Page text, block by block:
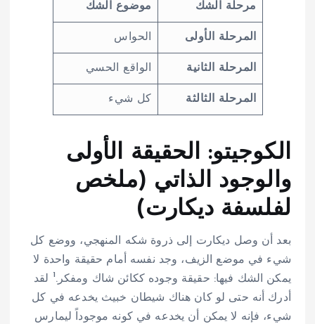
مرحلة الشك موضوع الشك
المرحلة الأولى الحواس
المرحلة الثانية الواقع الحسي
المرحلة الثالثة كل شيء
الكوجيتو: الحقيقة الأولى
والوجود الذاتي (ملخص
لفلسفة ديكارت)
بعد أن وصل ديكارت إلى ذروة شكه المنهجي، ووضع كل
شيء في موضع الزيف، وجد نفسه أمام حقيقة واحدة لا
يمكن الشك فيها: حقيقة وجوده ككائن شاك ومفكر.1
لقد
أدرك أنه حتى لو كان هناك شيطان خبيث يخدعه في كل
شيء، فإنه لا يمكن أن يخدعه في كونه موجوداً ليمارس